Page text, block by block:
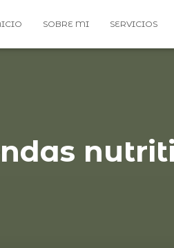
SOBRE MI SERVICIOS